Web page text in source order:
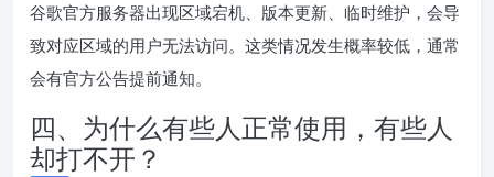
谷歌官方服务器出现区域宕机、版本更新、临时维护，会导
致对应区域的用户无法访问。这类情况发生概率较低，通常
会有官方公告提前通知。
四、为什么有些人正常使用，有些人
却打不开？